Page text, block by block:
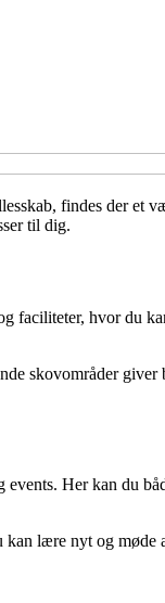
findes der et
til dig.
faciliteter, hvor du
skovområder
Her kan du
lære nyt og møde